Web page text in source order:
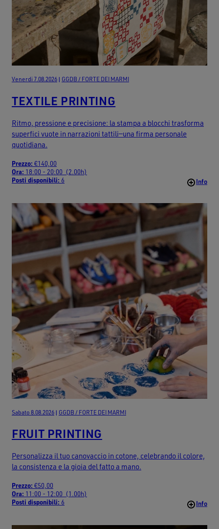
Venerdi 7.08.2026 | GGDB / FORTE DEI MARMI
TEXTILE PRINTING
Ritmo, pressione e precisione: la stampa a blocchi trasforma
superfici vuote in narrazioni tattili—una firma personale
quotidiana.
Prezzo: €140,00
Ora: 18:00 - 20:00 (2.00h)
Posti disponibili: 6 Info
Sabato 8.08.2026 | GGDB / FORTE DEI MARMI
FRUIT PRINTING
Personalizza il tuo canovaccio in cotone, celebrando il colore,
la consistenza e la gioia del fatto a mano.
Prezzo: €50,00
Ora: 11:00 - 12:00 (1.00h)
Posti disponibili: 6 Info